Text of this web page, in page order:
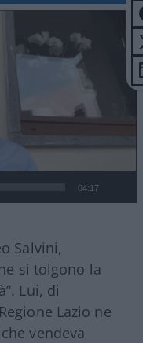
04:17
Salvini,
si tolgono la
Lui, di
Lazio ne
vendeva